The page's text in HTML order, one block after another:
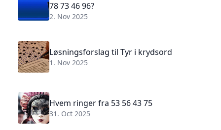
78 73 46 96?
2. Nov 2025
Løsningsforslag til Tyr i krydsord
1. Nov 2025
Hvem ringer fra 53 56 43 75
31. Oct 2025